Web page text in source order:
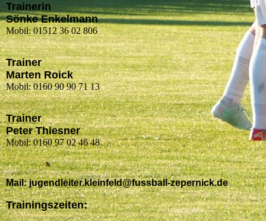
Trainerin
Sönke Enkelmann
Mobil: 01512 36 02 806
Trainer
Marten Roick
Mobil: 0160 90 90 71 13
Trainer
Peter Thiesner
Mobil: 0160 97 02 46 48
Mail: jugendleiter.kleinfeld@fussball-zepernick.de
Trainingszeiten: